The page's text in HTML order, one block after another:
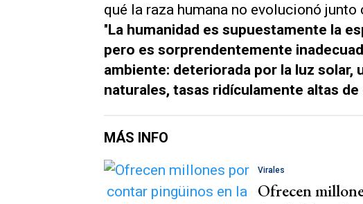
qué la raza humana no evolucionó
"La humanidad es supuestamente la
pero es sorprendentemente
ambiente: deteriorada por la luz
naturales, tasas ridículamente altas
MÁS INFO
Virales
Ofrecen